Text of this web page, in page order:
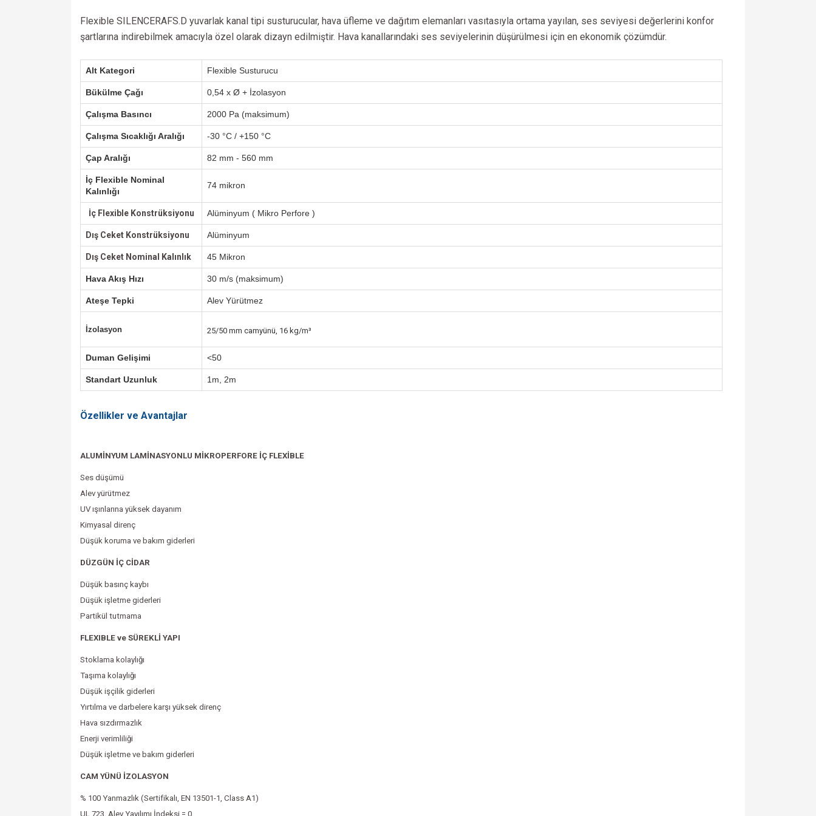
Flexible SILENCERAFS.D yuvarlak kanal tipi susturucular, hava üfleme ve dağıtım elemanları vasıtasıyla ortama yayılan, ses seviyesi değerlerini konfor
şartlarına indirebilmek amacıyla özel olarak dizayn edilmiştir. Hava kanallarındaki ses seviyelerinin düşürülmesi için en ekonomik çözümdür.
Alt Kategori Flexible Susturucu
Bükülme Çağı 0,54 x Ø + İzolasyon
Çalışma Basıncı 2000 Pa (maksimum)
Çalışma Sıcaklığı Aralığı -30 °C / +150 °C
Çap Aralığı 82 mm - 560 mm
İç Flexible Nominal
Kalınlığı
74 mikron
İç Flexible Konstrüksiyonu Alüminyum ( Mikro Perfore )
Dış Ceket Konstrüksiyonu Alüminyum
Dış Ceket Nominal Kalınlık 45 Mikron
Hava Akış Hızı 30 m/s (maksimum)
Ateşe Tepki Alev Yürütmez
İzolasyon 25/50 mm camyünü, 16 kg/m³
Duman Gelişimi <50
Standart Uzunluk 1m, 2m
Özellikler ve Avantajlar
ALUMİNYUM LAMİNASYONLU MİKROPERFORE İÇ FLEXİBLE
Ses düşümü
Alev yürütmez
UV ışınlarına yüksek dayanım
Kimyasal direnç
Düşük koruma ve bakım giderleri
DÜZGÜN İÇ CİDAR
Düşük basınç kaybı
Düşük işletme giderleri
Partikül tutmama
FLEXIBLE ve SÜREKLİ YAPI
Stoklama kolaylığı
Taşıma kolaylığı
Düşük işçilik giderleri
Yırtılma ve darbelere karşı yüksek direnç
Hava sızdırmazlık
Enerji verimliliği
Düşük işletme ve bakım giderleri
CAM YÜNÜ İZOLASYON
% 100 Yanmazlık (Sertifikalı, EN 13501-1, Class A1)
UL 723, Alev Yayılımı İndeksi = 0,